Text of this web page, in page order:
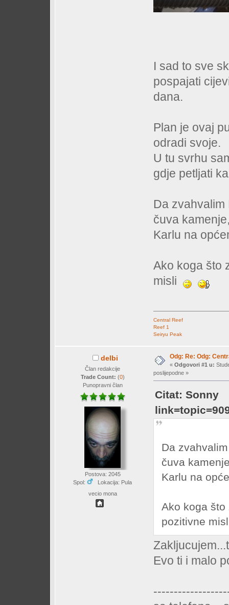
I sad to sve
pospajati
dana.
Plan je ovaj
odradi svoje.
U tu svrhu
gdje petljati
Da zvahvalim
čuva
Karlu na
Ako koga što
misli
Central Reef
Reef 1
Seiryu Peak
delbi
Član redakcije
Trade Count: (0)
Punopravni član
Postova: 2045
Spol:
Lokacija: Pula
vecio mona
Odg: Re: Odg:
« Odgovori #1 u:
poslijepodne »
Citat: Sonny
Da
čuva
Karlu na
Ako koga
pozitivne
Evo ti i malo